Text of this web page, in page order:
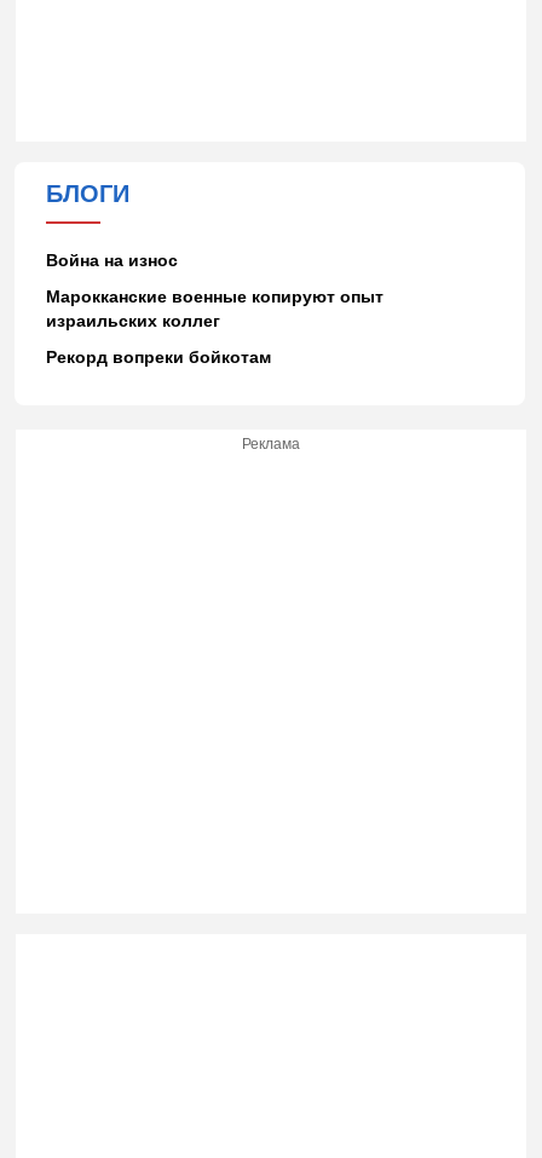
БЛОГИ
Война на износ
Марокканские военные копируют опыт
израильских коллег
Рекорд вопреки бойкотам
Реклама